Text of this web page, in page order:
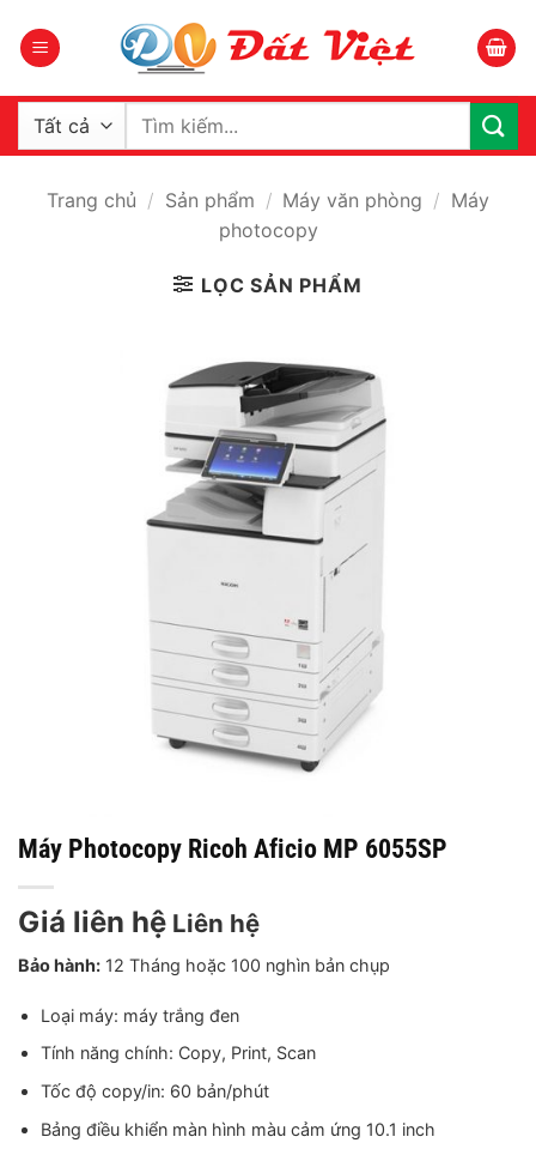
qua
dung
Tìm
Trang chủ / Sản phẩm / Máy văn phòng / Máy
photocopy
LỌC SẢN PHẨM
Máy Photocopy Ricoh Aficio MP 6055SP
Giá liên hệ Liên hệ
Bảo hành: 12 Tháng hoặc 100 nghìn bản chụp
Loại máy: máy trắng đen
Tính năng chính: Copy, Print, Scan
Tốc độ copy/in: 60 bản/phút
Bảng điều khiển màn hình màu cảm ứng 10.1 inch